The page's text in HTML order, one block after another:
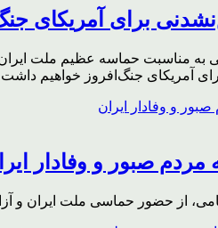
برای آمریکای
به مناسبت حماسه عظیم ملت ایران
آمریکای جنگ‌افروز خواهیم
مردم صبور و وفادار
از حضور حماسی ملت ایران و